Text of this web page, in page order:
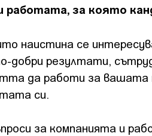
работата, за която
наистина се
добри резултати,
да работи за вашата
си.
за компанията и